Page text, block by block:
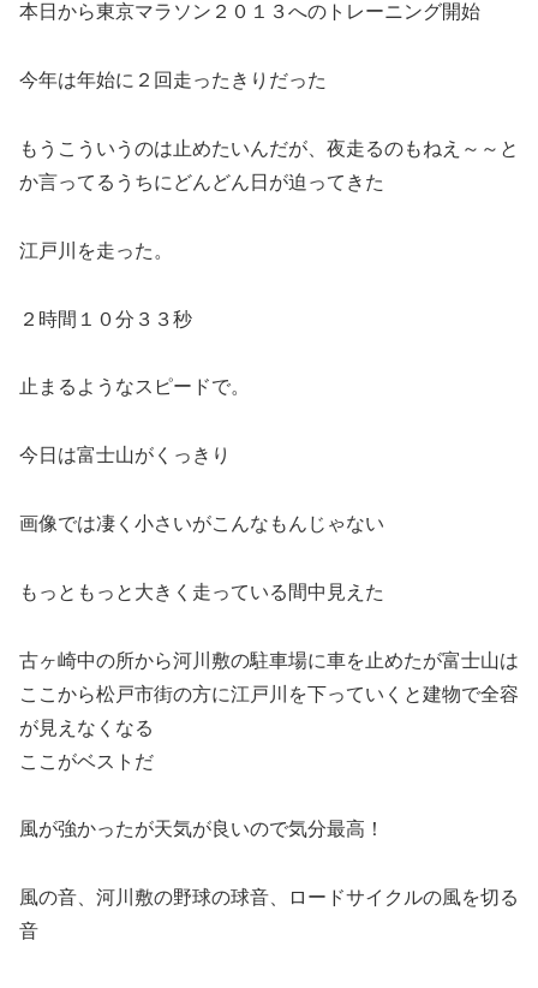
本日から東京マラソン２０１３へのトレーニング開始
今年は年始に２回走ったきりだった
もうこういうのは止めたいんだが、夜走るのもねえ～～と
か言ってるうちにどんどん日が迫ってきた
江戸川を走った。
２時間１０分３３秒
止まるようなスピードで。
今日は富士山がくっきり
画像では凄く小さいがこんなもんじゃない
もっともっと大きく走っている間中見えた
古ヶ崎中の所から河川敷の駐車場に車を止めたが富士山は
ここから松戸市街の方に江戸川を下っていくと建物で全容
が見えなくなる
ここがベストだ
風が強かったが天気が良いので気分最高！
風の音、河川敷の野球の球音、ロードサイクルの風を切る
音